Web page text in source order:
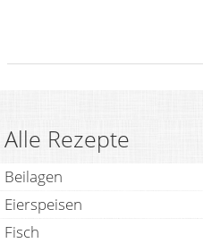
Alle Rezepte
Beilagen
Eierspeisen
Fisch